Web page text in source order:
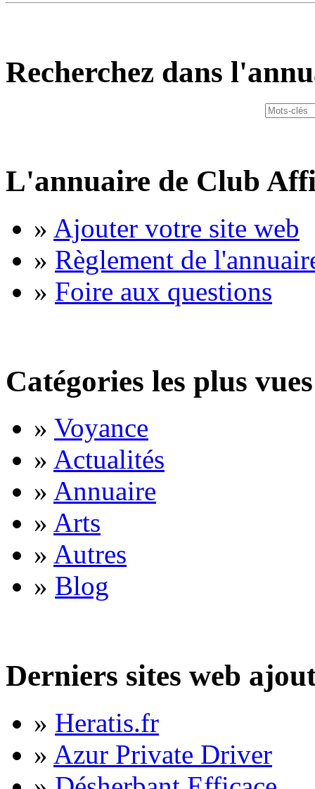
Recherchez dans
L'annuaire de Club
» Ajouter votre site web
» Règlement de
» Foire aux questions
Catégories les plus vues
» Voyance
» Actualités
» Annuaire
» Arts
» Autres
» Blog
Derniers sites web
» Heratis.fr
» Azur Private Driver